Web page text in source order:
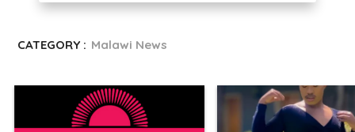
CATEGORY : Malawi News